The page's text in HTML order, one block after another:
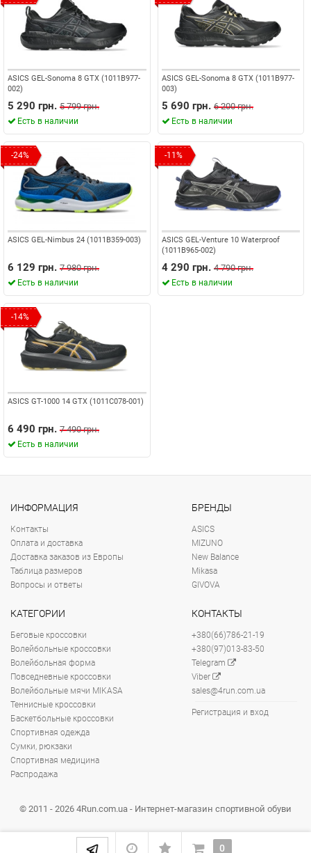
ASICS GEL-Sonoma 8 GTX (1011B977-
002)
5 290 грн. 5 799 грн.
Есть в наличии
ASICS GEL-Sonoma 8 GTX (1011B977-
003)
5 690 грн. 6 200 грн.
Есть в наличии
-24%
ASICS GEL-Nimbus 24 (1011B359-003)
6 129 грн. 7 980 грн.
Есть в наличии
-11%
ASICS GEL-Venture 10 Waterproof
(1011B965-002)
4 290 грн. 4 790 грн.
Есть в наличии
-14%
ASICS GT-1000 14 GTX (1011C078-001)
6 490 грн. 7 490 грн.
Есть в наличии
ИНФОРМАЦИЯ
Контакты
Оплата и доставка
Доставка заказов из Европы
Таблица размеров
Вопросы и ответы
БРЕНДЫ
ASICS
MIZUNO
New Balance
Mikasa
GIVOVA
КАТЕГОРИИ
Беговые кроссовки
Волейбольные кроссовки
Волейбольная форма
Повседневные кроссовки
Волейбольные мячи MIKASA
Теннисные кроссовки
Баскетбольные кроссовки
Спортивная одежда
Сумки, рюкзаки
Спортивная медицина
Распродажа
КОНТАКТЫ
+380(66)786-21-19
+380(97)013-83-50
Telegram
Viber
sales@4run.com.ua
Регистрация и вход
© 2011 - 2026 4Run.com.ua - Интернет-магазин спортивной обуви
0